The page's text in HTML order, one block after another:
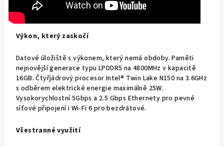
Výkon, který zaskočí
Datové úložiště s výkonem, který nemá obdoby. Paměti
nejnovější generace typu LPDDR5 na 4800MHz v kapacitě
16GB. Čtyřjádrový procesor Intel® Twin Lake N150 na 3.6GHz
s odběrem elektrické energie maximálně 25W.
Vysokorychlostní 5Gbps a 2.5 Gbps Ethernety pro pevné
síťové připojení i Wi-Fi 6 pro bezdrátové.
Všestranné využití